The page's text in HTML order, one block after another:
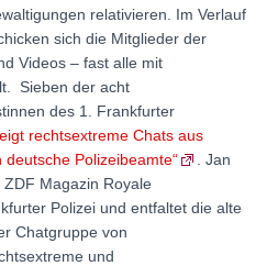
relativieren. Im Verlauf
sich die Mitglieder der
Videos – fast alle mit
Sieben der acht
des 1. Frankfurter
rechtsextreme Chats aus
Polizeibeamte“
. Jan
Magazin Royale
Polizei und entfaltet die alte
Chatgruppe von
und